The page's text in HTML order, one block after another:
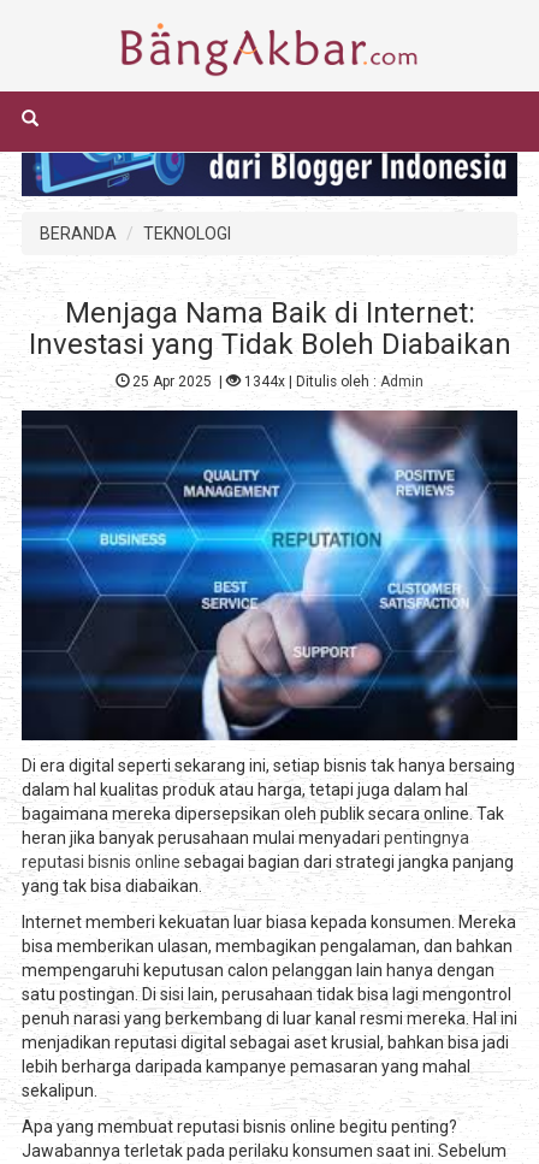
BERANDA TEKNOLOGI
Menjaga Nama Baik di Internet:
Investasi yang Tidak Boleh Diabaikan
25 Apr 2025 | 1344x | Ditulis oleh :Admin
Di era digital seperti sekarang ini, setiap bisnis tak hanya bersaing
dalam hal kualitas produk atau harga, tetapi juga dalam hal
bagaimana mereka dipersepsikan oleh publik secara online. Tak
heran jika banyak perusahaan mulai menyadari pentingnya
reputasi bisnis online sebagai bagian dari strategi jangka panjang
yang tak bisa diabaikan.
Internet memberi kekuatan luar biasa kepada konsumen. Mereka
bisa memberikan ulasan, membagikan pengalaman, dan bahkan
mempengaruhi keputusan calon pelanggan lain hanya dengan
satu postingan. Di sisi lain, perusahaan tidak bisa lagi mengontrol
penuh narasi yang berkembang di luar kanal resmi mereka. Hal ini
menjadikan reputasi digital sebagai aset krusial, bahkan bisa jadi
lebih berharga daripada kampanye pemasaran yang mahal
sekalipun.
Apa yang membuat reputasi bisnis online begitu penting?
Jawabannya terletak pada perilaku konsumen saat ini. Sebelum